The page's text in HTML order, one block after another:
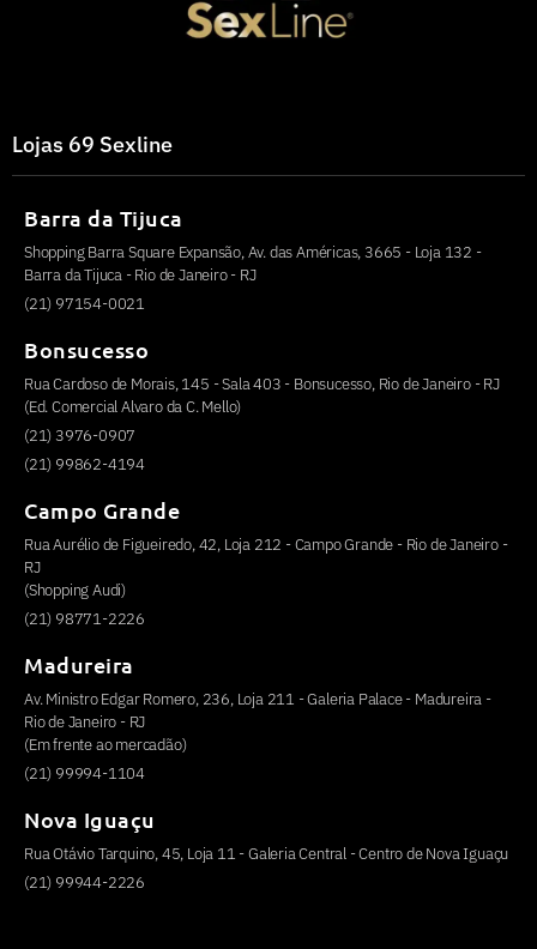
Lojas 69 Sexline
Barra da Tijuca
Shopping Barra Square Expansão, Av. das Américas, 3665 - Loja 132 -
Barra da Tijuca - Rio de Janeiro - RJ
(21) 97154-0021
Bonsucesso
Rua Cardoso de Morais, 145 - Sala 403 - Bonsucesso, Rio de Janeiro - RJ
(Ed. Comercial Alvaro da C. Mello)
(21) 3976-0907
(21) 99862-4194
Campo Grande
Rua Aurélio de Figueiredo, 42, Loja 212 - Campo Grande - Rio de Janeiro -
RJ
(Shopping Audi)
(21) 98771-2226
Madureira
Av. Ministro Edgar Romero, 236, Loja 211 - Galeria Palace - Madureira -
Rio de Janeiro - RJ
(Em frente ao mercadão)
(21) 99994-1104
Nova Iguaçu
Rua Otávio Tarquino, 45, Loja 11 - Galeria Central - Centro de Nova Iguaçu
(21) 99944-2226